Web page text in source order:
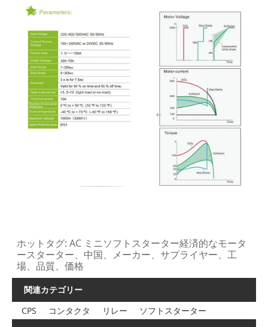
ホットタグ: AC ミニソフトスターター経済的なモータ
ースターター、中国、メーカー、サプライヤー、工
場、品質、価格
関連カテゴリー
CPS
コンタクタ リレー
ソフトスターター